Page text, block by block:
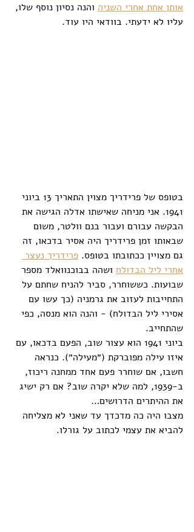
אותן אחת אחרי השניה והנה נסיון נוסף שלו,
עליו לא ידעתי. בוודאי היו עוד.
בטופס של פרידריך מצוין התאריך 13 ביוני
1941. אני מניחה שאישתו אדלה הגישה את
הבקשה עבורם ועבור בנם וולטר, משום
שבאותו זמן פרידריך היה אסיר בדכאו, זה
גם מצויין ככתובתו בטופס. פרידריך נעצר
אחרי ליל הבדולח ושהה בבוכנוואלד מספר
שבועות. כששוחרר, סביר להניח שחתם על
התחייבות לעזוב את גרמניה (כך עשו עם
אסירי ליל הבדולח) - והנה הוא מנסה, כפי
שהתחייב.
ביוני 1941 הוא עצור שוב, הפעם בדכאו, עם
איזו עילה מפוברקת (״מעילה״). כנראה
חשבו, אם שוחרר פעם אחד ממחנה ריכוז,
ב-1939, למה שלא יקרה שוב? אם רק ישיג
את ההיתרים הדרושים…
מצבו היה כה מדכדך עד שאני לא מצליחה
להביא את עצמי לכתוב על גורלו.